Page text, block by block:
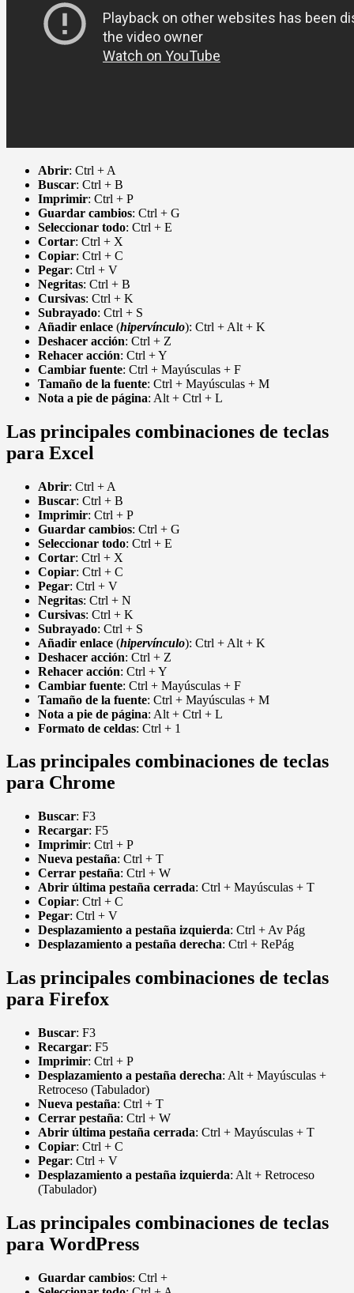
Abrir: Ctrl + A
Buscar: Ctrl + B
Imprimir: Ctrl + P
Guardar cambios: Ctrl + G
Seleccionar todo: Ctrl + E
Cortar: Ctrl + X
Copiar: Ctrl + C
Pegar: Ctrl + V
Negritas: Ctrl + B
Cursivas: Ctrl + K
Subrayado: Ctrl + S
Añadir enlace (hipervínculo): Ctrl + Alt + K
Deshacer acción: Ctrl + Z
Rehacer acción: Ctrl + Y
Cambiar fuente: Ctrl + Mayúsculas + F
Tamaño de la fuente: Ctrl + Mayúsculas + M
Nota a pie de página: Alt + Ctrl + L
Las principales combinaciones de teclas
para Excel
Abrir: Ctrl + A
Buscar: Ctrl + B
Imprimir: Ctrl + P
Guardar cambios: Ctrl + G
Seleccionar todo: Ctrl + E
Cortar: Ctrl + X
Copiar: Ctrl + C
Pegar: Ctrl + V
Negritas: Ctrl + N
Cursivas: Ctrl + K
Subrayado: Ctrl + S
Añadir enlace (hipervínculo): Ctrl + Alt + K
Deshacer acción: Ctrl + Z
Rehacer acción: Ctrl + Y
Cambiar fuente: Ctrl + Mayúsculas + F
Tamaño de la fuente: Ctrl + Mayúsculas + M
Nota a pie de página: Alt + Ctrl + L
Formato de celdas: Ctrl + 1
Las principales combinaciones de teclas
para Chrome
Buscar: F3
Recargar: F5
Imprimir: Ctrl + P
Nueva pestaña: Ctrl + T
Cerrar pestaña: Ctrl + W
Abrir última pestaña cerrada: Ctrl + Mayúsculas + T
Copiar: Ctrl + C
Pegar: Ctrl + V
Desplazamiento a pestaña izquierda: Ctrl + Av Pág
Desplazamiento a pestaña derecha: Ctrl + RePág
Las principales combinaciones de teclas
para Firefox
Buscar: F3
Recargar: F5
Imprimir: Ctrl + P
Desplazamiento a pestaña derecha: Alt + Mayúsculas +
Retroceso (Tabulador)
Nueva pestaña: Ctrl + T
Cerrar pestaña: Ctrl + W
Abrir última pestaña cerrada: Ctrl + Mayúsculas + T
Copiar: Ctrl + C
Pegar: Ctrl + V
Desplazamiento a pestaña izquierda: Alt + Retroceso
(Tabulador)
Las principales combinaciones de teclas
para WordPress
Guardar cambios: Ctrl +